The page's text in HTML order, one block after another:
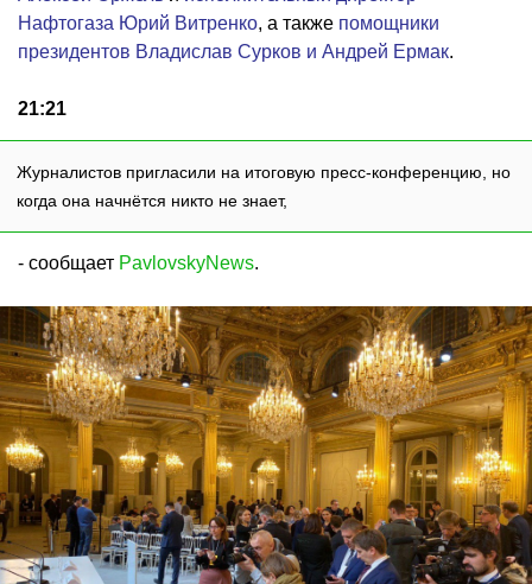
Нафтогаза Юрий Витренко, а также помощники
президентов Владислав Сурков и Андрей Ермак.
21:21
Журналистов пригласили на итоговую пресс-конференцию, но
когда она начнётся никто не знает,
- сообщает PavlovskyNews.